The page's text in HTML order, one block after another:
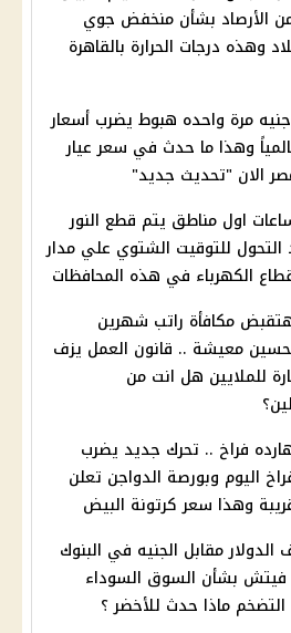
الأرصاد بشأن منخفض جوي
وهذه درجات الحرارة بالقاهرة
نزل 590 جنيه مرة واحده هبوط يضرب أسعار
وهذا ما حدث في سعر عيار
6 ساعات اول مناطق يتم قطع النور
التحول للتوقيت الشتوي علي مدار
مكافأة راتب شهرين
معيشة .. قانون العمل يزف
للملايين هل انت من
فراخ .. تحرك جديد يضرب
اليوم وبورصة الدواجن تعلن
وهذا سعر كرتونة البيض
مقابل الجنيه في البنوك
فيتش بشأن السوق السوداء
ماذا حدث للأخضر ؟